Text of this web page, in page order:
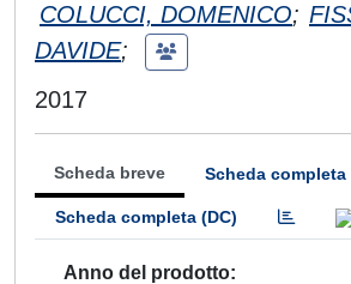
COLUCCI, DOMENICO;
DAVIDE;
2017
Scheda breve Scheda completa
Scheda completa (DC)
Anno del prodotto